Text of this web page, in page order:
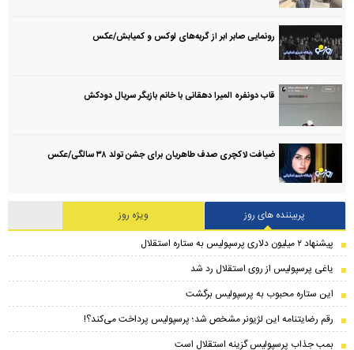
رونمایی صابر ابر از گربه‌های لوکس و کمیابش/عکس
قاب دونفره المیرا دهقانی با خانم بازیگر سریال دودکش
ضیافت لاکچری صدف طاهریان برای جشن تولد ۳۸ سالگی‌/عکس
پربیننده های روز
ویژه روز
پیشنهاد ۲ میلیون دلاری پرسپولیس به ستاره استقلال
یاغی پرسپولیس از روی استقلال رد شد
این ستاره محبوب به پرسپولیس برگشت
رقم رضایتنامه این لژیونر مشخص شد؛ پرسپولیس پرداخت می‌کند؟!
بمب جذاب پرسپولیس گزینه استقلال است